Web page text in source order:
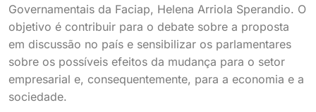
Governamentais da Faciap, Helena Arriola Sperandio. O
objetivo é contribuir para o debate sobre a proposta
em discussão no país e sensibilizar os parlamentares
sobre os possíveis efeitos da mudança para o setor
empresarial e, consequentemente, para a economia e a
sociedade.